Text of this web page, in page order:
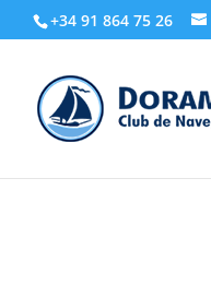
+34 91 864 75 26